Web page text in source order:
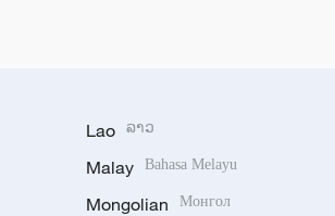
Lao ລາວ
Malay Bahasa Melayu
Mongolian Монгол